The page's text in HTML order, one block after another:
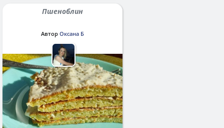
Пшеноблин
Автор Оксана Б